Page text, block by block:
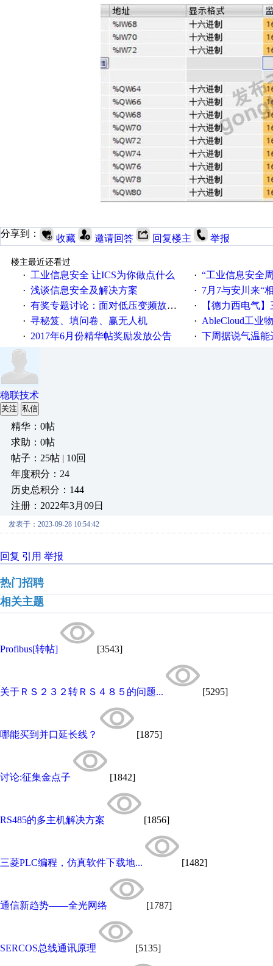
分享到： 收藏 邀请回答 回复楼主 举报
楼主最近还看过
·
工业信息安全 让ICS为你做点什么 · “工业信息安全周之我见”
· 浅谈信息安全及解决方案 · 7月7与安川来“
· 有奖专题讨论：面对低压变频故障，老手是这样解决的！ · 【德力西电气】三
· 寻秘笈、填问卷、赢无人机 · AbleCloud工业物联
· 2017年6月份精华帖奖励发放公告 · 下周据说气温能
稳联技术
关注 私信
精华：0帖
求助：0帖
帖子：25帖 | 10回
年度积分：24
历史总积分：144
注册：2022年3月09日
发表于：2023-09-28 10:54:42
回复 引用 举报
热门招聘
相关主题
Profibus[转帖] [3543]
关于ＲＳ２３２转ＲＳ４８５的问题... [5295]
哪能买到并口延长线？ [1875]
讨论:征集金点子 [1842]
RS485的多主机解决方案 [1856]
三菱PLC编程，仿真软件下载地... [1482]
通信新趋势——全光网络 [1787]
SERCOS总线通讯原理 [5135]